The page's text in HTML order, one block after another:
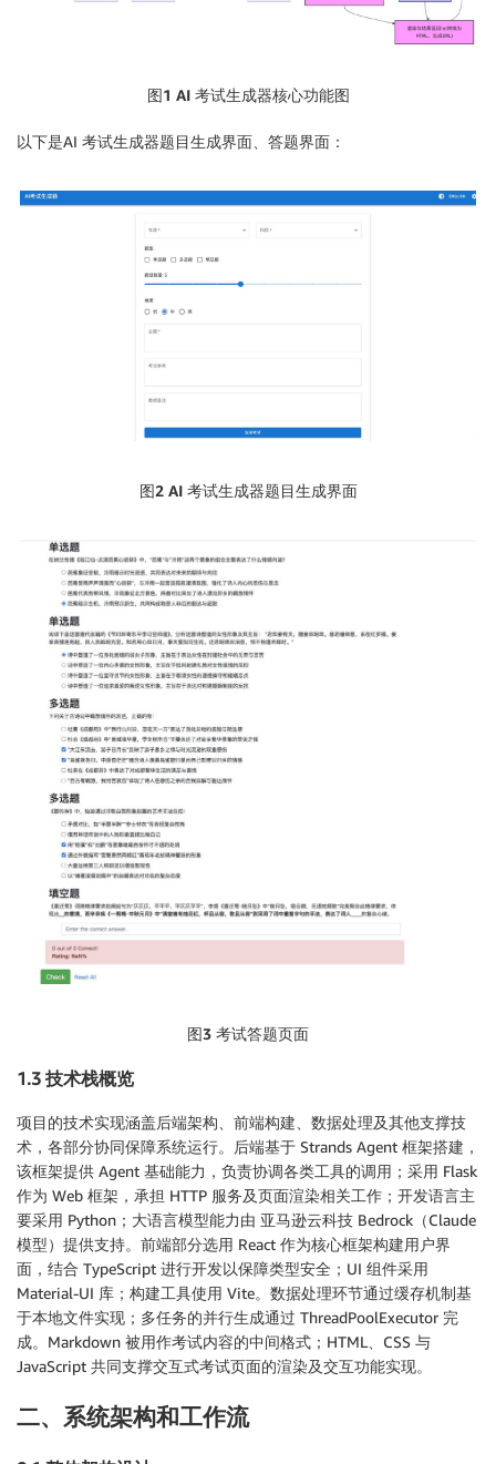
图1 AI 考试生成器核心功能图
以下是AI 考试生成器题目生成界面、答题界面：
图2 AI 考试生成器题目生成界面
图3 考试答题页面
1.3 技术栈概览
项目的技术实现涵盖后端架构、前端构建、数据处理及其他支撑技
术，各部分协同保障系统运行。后端基于 Strands Agent 框架搭建，
该框架提供 Agent 基础能力，负责协调各类工具的调用；采用 Flask
作为 Web 框架，承担 HTTP 服务及页面渲染相关工作；开发语言主
要采用 Python；大语言模型能力由 亚马逊云科技 Bedrock（Claude
模型）提供支持。前端部分选用 React 作为核心框架构建用户界
面，结合 TypeScript 进行开发以保障类型安全；UI 组件采用
Material-UI 库；构建工具使用 Vite。数据处理环节通过缓存机制基
于本地文件实现；多任务的并行生成通过 ThreadPoolExecutor 完
成。Markdown 被用作考试内容的中间格式；HTML、CSS 与
JavaScript 共同支撑交互式考试页面的渲染及交互功能实现。
二、系统架构和工作流